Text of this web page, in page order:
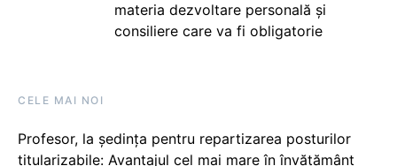
materia dezvoltare personală și
consiliere care va fi obligatorie
CELE MAI NOI
Profesor, la ședința pentru repartizarea posturilor
titularizabile: Avantajul cel mai mare în învățământ